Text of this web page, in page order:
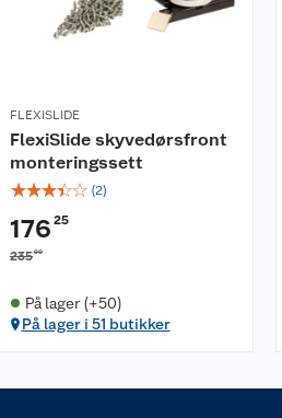
FLEXISLIDE
FlexiSlide skyvedørsfront
monteringssett
☆☆☆☆☆ (2)
176 25
23500
På lager (+50)
På lager i 51 butikker